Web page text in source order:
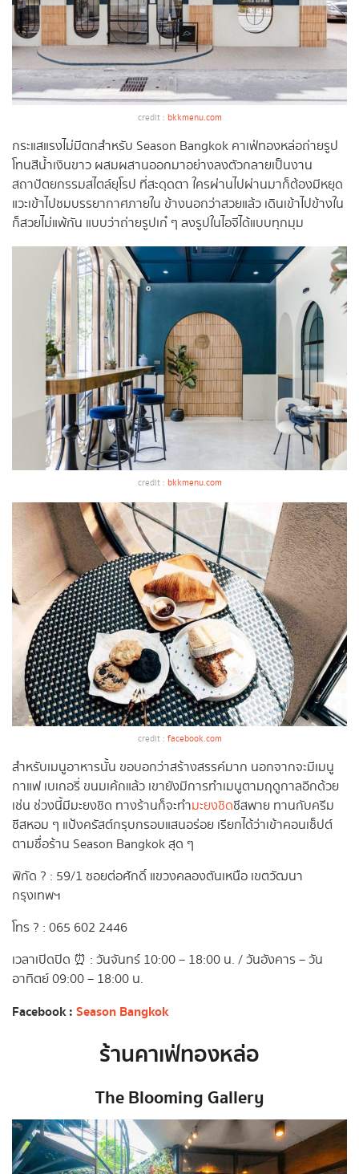
credit : bkkmenu.com
กระแสแรงไม่มีตกสำหรับ Season Bangkok คาเฟ่ทองหล่อถ่ายรูป
โทนสีน้ำเงินขาว ผสมผสานออกมาอย่างลงตัวกลายเป็นงาน
สถาปัตยกรรมสไตล์ยุโรป ที่สะดุดตา ใครผ่านไปผ่านมาก็ต้องมีหยุด
แวะเข้าไปชมบรรยากาศภายใน ข้างนอกว่าสวยแล้ว เดินเข้าไปข้างใน
ก็สวยไม่แพ้กัน แบบว่าถ่ายรูปเก๋ ๆ ลงรูปในไอจีได้แบบทุกมุม
credit : bkkmenu.com
credit : facebook.com
สำหรับเมนูอาหารนั้น ขอบอกว่าสร้างสรรค์มาก นอกจากจะมีเมนู
กาแฟ เบเกอรี่ ขนมเค้กแล้ว เขายังมีการทำเมนูตามฤดูกาลอีกด้วย
เช่น ช่วงนี้มีมะยงชิด ทางร้านก็จะทำมะยงชิดชีสพาย ทานกับครีม
ชีสหอม ๆ แป้งครัสต์กรุบกรอบแสนอร่อย เรียกได้ว่าเข้าคอนเซ็ปต์
ตามชื่อร้าน Season Bangkok สุด ๆ
พิกัด ? : 59/1 ซอยต่อศักดิ์ แขวงคลองตันเหนือ เขตวัฒนา
กรุงเทพฯ
โทร ? : 065 602 2446
เวลาเปิดปิด ⏰ : วันจันทร์ 10:00 – 18:00 น. / วันอังคาร – วัน
อาทิตย์ 09:00 – 18:00 น.
Facebook :Season Bangkok
ร้านคาเฟ่ทองหล่อ
The Blooming Gallery